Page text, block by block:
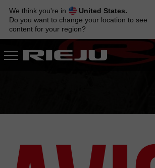
navigation
content
We think you're in
United States.
Do you want to change your location to see
content for your region?